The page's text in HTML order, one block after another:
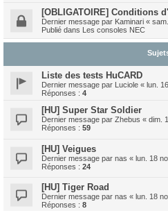
[OBLIGATOIRE] Conditions
Dernier message par Kaminari «
Publié dans Les consoles NEC
Liste des tests HuCARD
Dernier message par Luciole « lun.
Réponses : 4
[HU] Super Star Soldier
Dernier message par Zhebus « dim.
Réponses : 59
[HU] Veigues
Dernier message par nas « lun. 18
Réponses : 24
[HU] Tiger Road
Dernier message par nas « lun. 18
Réponses : 8